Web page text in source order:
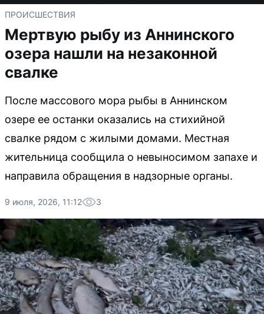
ПРОИСШЕСТВИЯ
Мертвую рыбу из Аннинского
озера нашли на незаконной
свалке
После массового мора рыбы в Аннинском
озере ее останки оказались на стихийной
свалке рядом с жилыми домами. Местная
жительница сообщила о невыносимом запахе и
направила обращения в надзорные органы.
9 июля, 2026, 11:12 3